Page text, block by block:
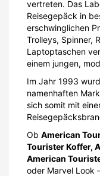
vertreten. Das
Reisegepäck in
erschwinglichen
Trolleys, Spinner,
Laptoptaschen
einem jungen,
Im Jahr 1993
namenhaften
sich somit mit
Ob American
Tourister Koffer,
American
oder Marvel Look